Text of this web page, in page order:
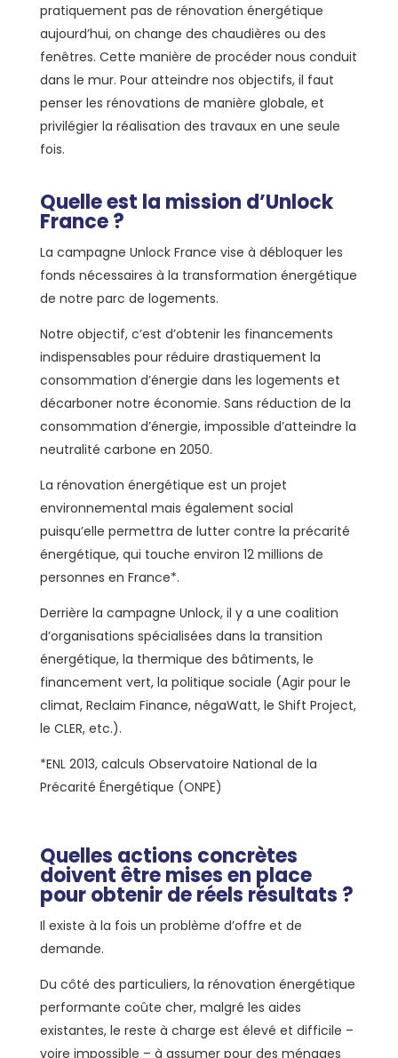
pratiquement pas de rénovation énergétique
aujourd’hui, on change des chaudières ou des
fenêtres. Cette manière de procéder nous conduit
dans le mur. Pour atteindre nos objectifs, il faut
penser les rénovations de manière globale, et
privilégier la réalisation des travaux en une seule
fois.
Quelle est la mission d’Unlock
France ?
La campagne Unlock France vise à débloquer les
fonds nécessaires à la transformation énergétique
de notre parc de logements.
Notre objectif, c’est d’obtenir les financements
indispensables pour réduire drastiquement la
consommation d’énergie dans les logements et
décarboner notre économie. Sans réduction de la
consommation d’énergie, impossible d’atteindre la
neutralité carbone en 2050.
La rénovation énergétique est un projet
environnemental mais également social
puisqu’elle permettra de lutter contre la précarité
énergétique, qui touche environ 12 millions de
personnes en France*.
Derrière la campagne Unlock, il y a une coalition
d’organisations spécialisées dans la transition
énergétique, la thermique des bâtiments, le
financement vert, la politique sociale (Agir pour le
climat, Reclaim Finance, négaWatt, le Shift Project,
le CLER, etc.).
*ENL 2013, calculs Observatoire National de la
Précarité Énergétique (ONPE)
Quelles actions concrètes
doivent être mises en place
pour obtenir de réels résultats ?
Il existe à la fois un problème d’offre et de
demande.
Du côté des particuliers, la rénovation énergétique
performante coûte cher, malgré les aides
existantes, le reste à charge est élevé et difficile –
voire impossible – à assumer pour des ménages